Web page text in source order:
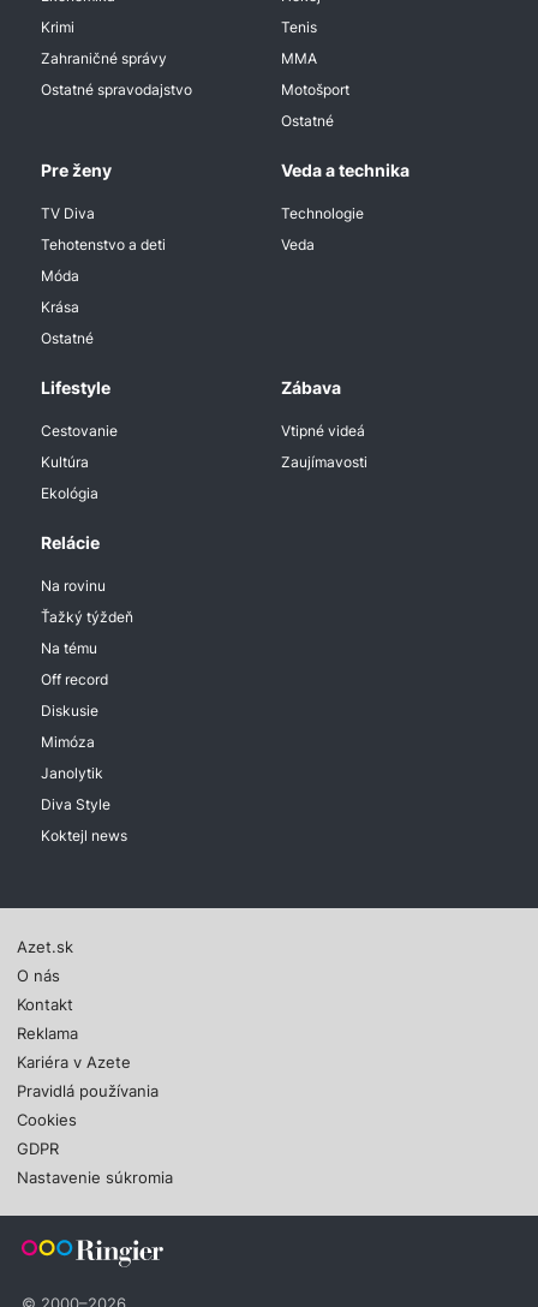
Krimi
Zahraničné správy
Ostatné spravodajstvo
Tenis
MMA
Motošport
Ostatné
Pre ženy
TV Diva
Tehotenstvo a deti
Móda
Krása
Ostatné
Veda a technika
Technologie
Veda
Lifestyle
Cestovanie
Kultúra
Ekológia
Zábava
Vtipné videá
Zaujímavosti
Relácie
Na rovinu
Ťažký týždeň
Na tému
Off record
Diskusie
Mimóza
Janolytik
Diva Style
Koktejl news
Azet.sk
O nás
Kontakt
Reklama
Kariéra v Azete
Pravidlá používania
Cookies
GDPR
Nastavenie súkromia